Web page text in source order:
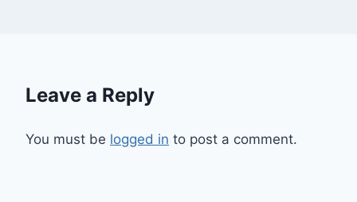
Leave a Reply
You must be logged in to post a comment.